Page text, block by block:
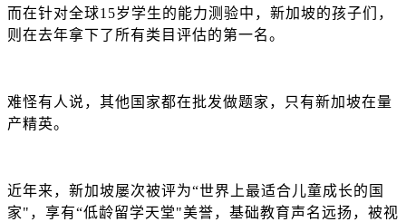
而在针对全球15岁学生的能力测验中，新加坡的孩子们，
则在去年拿下了所有类目评估的第一名。
难怪有人说，其他国家都在批发做题家，只有新加坡在量
产精英。
近年来，新加坡屡次被评为“世界上最适合儿童成长的国
家"，享有“低龄留学天堂"美誉，基础教育声名远扬，被视